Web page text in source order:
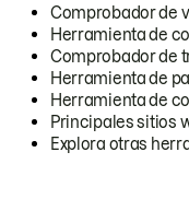
Comprobador de
Herramienta de
Comprobador de
Herramienta de
Herramienta de
Principales sitios
Explora otras